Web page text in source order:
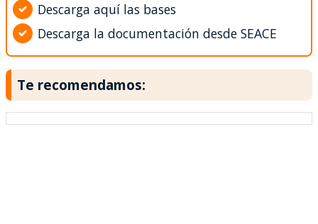
Descarga aquí las bases
Descarga la documentación desde SEACE
Te recomendamos: